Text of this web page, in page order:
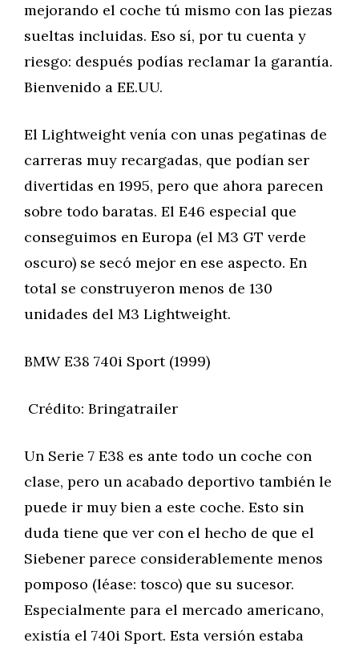
mejorando el coche tú mismo con las piezas
sueltas incluidas. Eso sí, por tu cuenta y
riesgo: después podías reclamar la garantía.
Bienvenido a EE.UU.
El Lightweight venía con unas pegatinas de
carreras muy recargadas, que podían ser
divertidas en 1995, pero que ahora parecen
sobre todo baratas. El E46 especial que
conseguimos en Europa (el M3 GT verde
oscuro) se secó mejor en ese aspecto. En
total se construyeron menos de 130
unidades del M3 Lightweight.
BMW E38 740i Sport (1999)
Crédito: Bringatrailer
Un Serie 7 E38 es ante todo un coche con
clase, pero un acabado deportivo también le
puede ir muy bien a este coche. Esto sin
duda tiene que ver con el hecho de que el
Siebener parece considerablemente menos
pomposo (léase: tosco) que su sucesor.
Especialmente para el mercado americano,
existía el 740i Sport. Esta versión estaba